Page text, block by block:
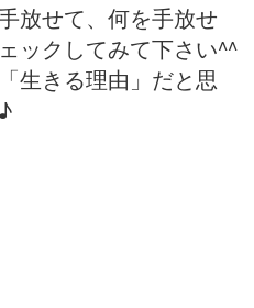
放せて、何を手放せ
ックしてみて下さい^^
生きる理由」だと思